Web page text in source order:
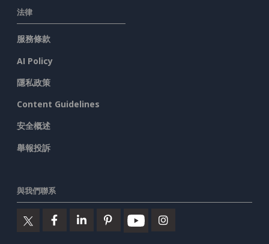
法律
服務條款
AI Policy
隱私政策
Content Guidelines
安全概述
舉報投訴
與我們聯系